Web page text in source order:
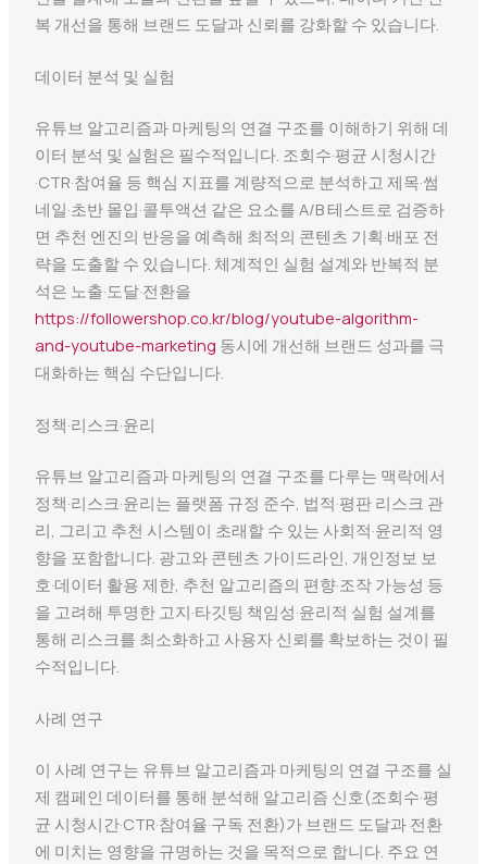
복 개선을 통해 브랜드 도달과 신뢰를 강화할 수 있습니다.
데이터 분석 및 실험
유튜브 알고리즘과 마케팅의 연결 구조를 이해하기 위해 데
이터 분석 및 실험은 필수적입니다. 조회수·평균 시청시간
·CTR·참여율 등 핵심 지표를 계량적으로 분석하고 제목·썸
네일·초반 몰입·콜투액션 같은 요소를 A/B 테스트로 검증하
면 추천 엔진의 반응을 예측해 최적의 콘텐츠 기획·배포 전
략을 도출할 수 있습니다. 체계적인 실험 설계와 반복적 분
석은 노출·도달·전환을
https://followershop.co.kr/blog/youtube-algorithm-
and-youtube-marketing 동시에 개선해 브랜드 성과를 극
대화하는 핵심 수단입니다.
정책·리스크·윤리
유튜브 알고리즘과 마케팅의 연결 구조를 다루는 맥락에서
정책·리스크·윤리는 플랫폼 규정 준수, 법적·평판 리스크 관
리, 그리고 추천 시스템이 초래할 수 있는 사회적·윤리적 영
향을 포함합니다. 광고와 콘텐츠 가이드라인, 개인정보 보
호·데이터 활용 제한, 추천 알고리즘의 편향·조작 가능성 등
을 고려해 투명한 고지·타깃팅 책임성·윤리적 실험 설계를
통해 리스크를 최소화하고 사용자 신뢰를 확보하는 것이 필
수적입니다.
사례 연구
이 사례 연구는 유튜브 알고리즘과 마케팅의 연결 구조를 실
제 캠페인 데이터를 통해 분석해 알고리즘 신호(조회수·평
균 시청시간·CTR·참여율·구독 전환)가 브랜드 도달과 전환
에 미치는 영향을 규명하는 것을 목적으로 합니다. 주요 연